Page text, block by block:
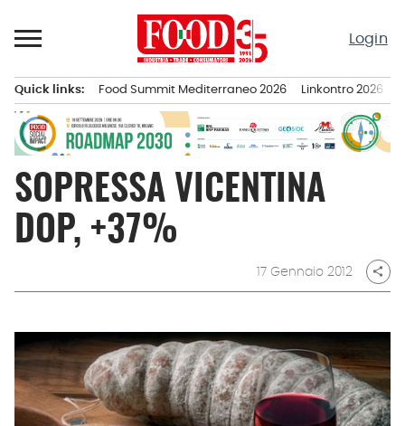
al
Login
principale
Quick links: Food Summit Mediterraneo 2026 Linkontro 2026
SOPRESSA VICENTINA
DOP, +37%
17 Gennaio 2012 share